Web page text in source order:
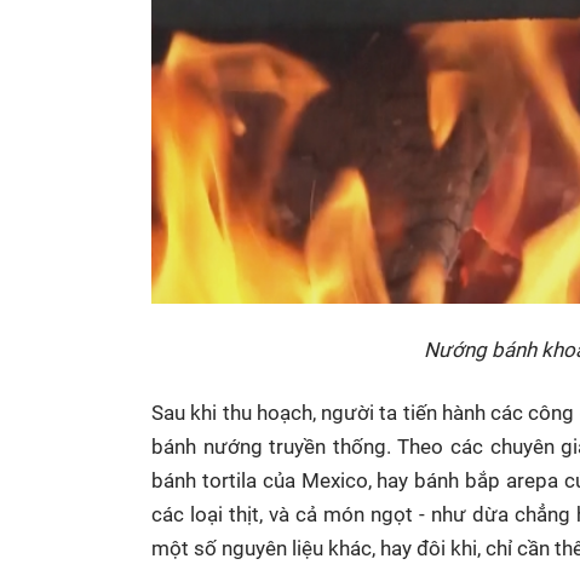
Nướng bánh
Sau khi thu hoạch, người ta tiến hành các
bánh nướng truyền thống. Theo các chuyên
bánh tortila của Mexico, hay bánh bắp arepa
các loại thịt, và cả món ngọt - như dừa chẳng
một số nguyên liệu khác, hay đôi khi, chỉ cần